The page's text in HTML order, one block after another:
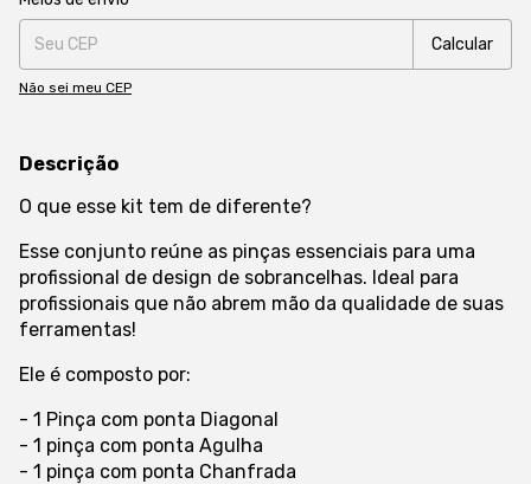
Calcular
Não sei meu CEP
Descrição
O que esse kit tem de diferente?
Esse conjunto reúne as pinças essenciais para uma
profissional de design de sobrancelhas. Ideal para
profissionais que não abrem mão da qualidade de suas
ferramentas!
Ele é composto por:
- 1 Pinça com ponta Diagonal
- 1 pinça com ponta Agulha
- 1 pinça com ponta Chanfrada